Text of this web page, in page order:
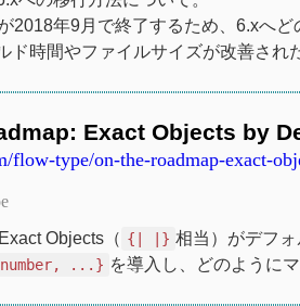
2018年9月で終了するため、6.xへど
ド時間やファイルサイズが改善され
Exact Objects by
flow-type/on-the-roadmap-exact-
Objects（ {| |} 相当）がデフ
...} を導入し、どのように